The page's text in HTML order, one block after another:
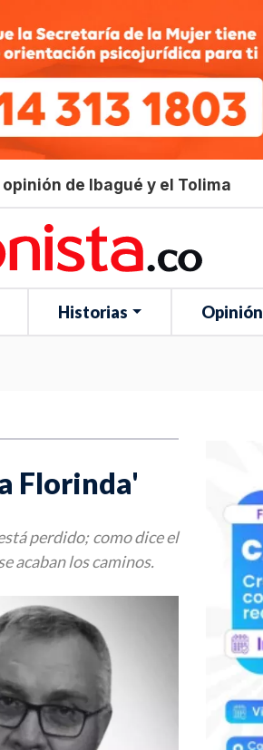
de Ibagué y el Tolima
Historias Opinión
Florinda'
perdido; como dice el
acaban los caminos.